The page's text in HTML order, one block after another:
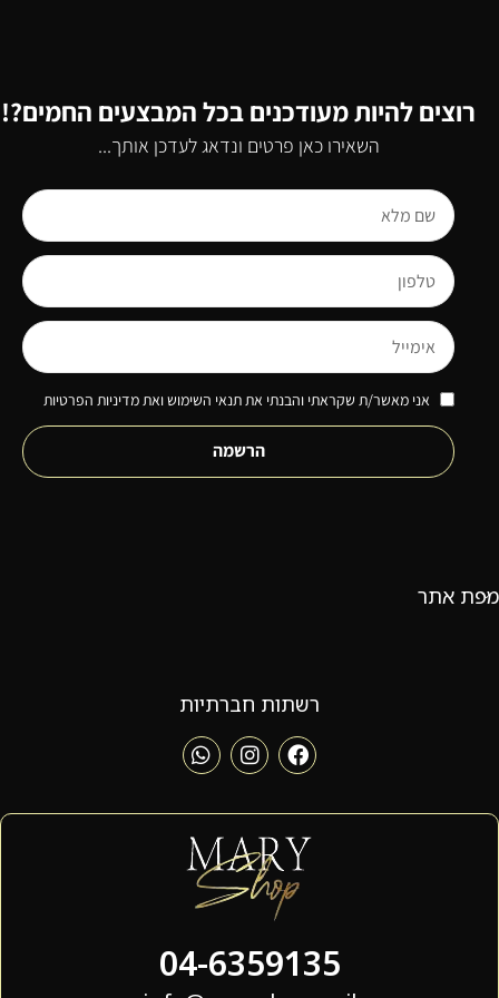
רוצים להיות מעודכנים בכל המבצעים החמים?!
השאירו כאן פרטים ונדאג לעדכן אותך...
אני מאשר/ת שקראתי והבנתי את תנאי השימוש ואת מדיניות הפרטיות
הרשמה
מפת אתר
רשתות חברתיות
04-6359135